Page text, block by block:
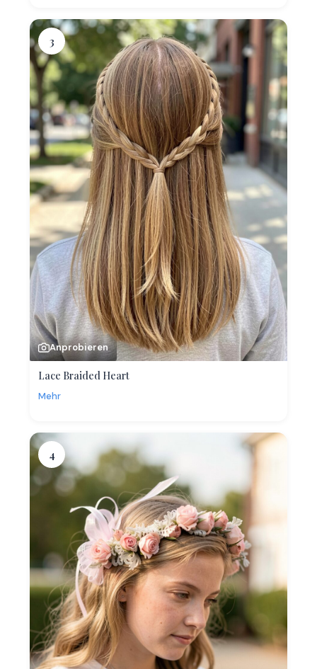
3
Anprobieren
Lace Braided Heart
Mehr
4